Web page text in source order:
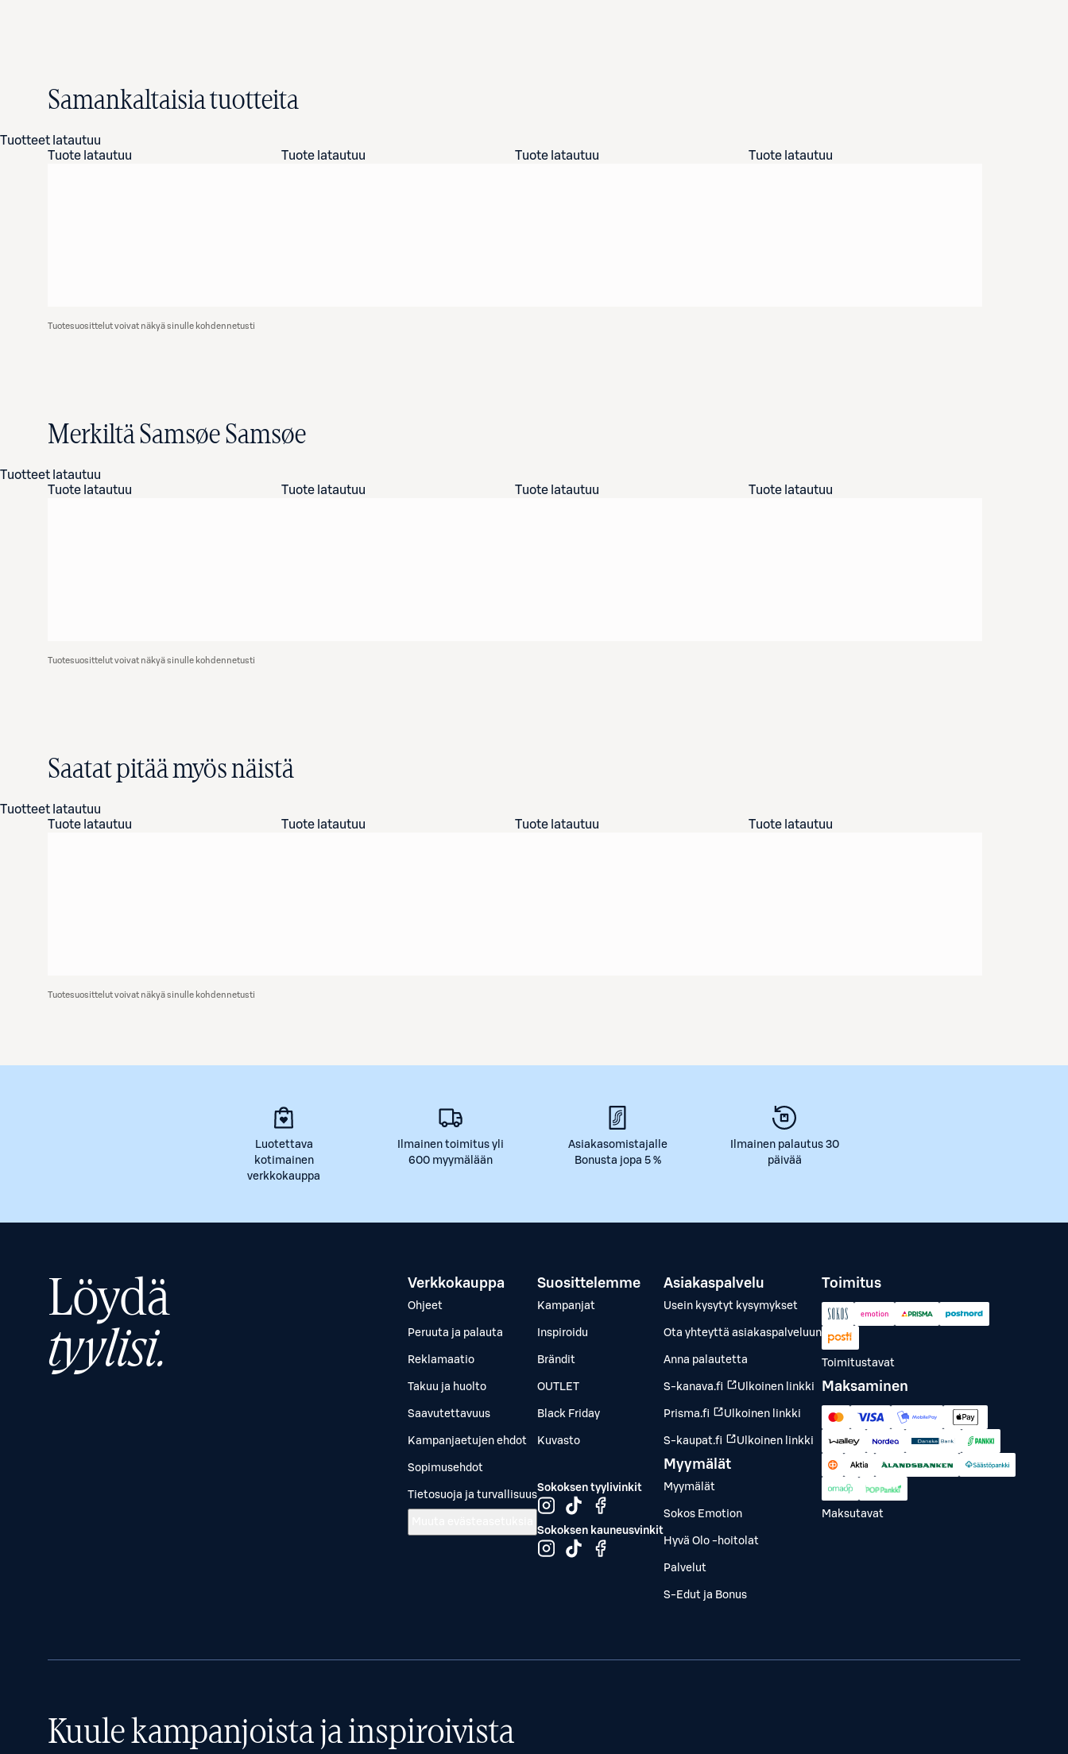
Samankaltaisia tuotteita
Tuotteet latautuu
Tuote latautuu
Tuote latautuu Tuote latautuu Tuote latautuu
Tuotesuosittelut voivat näkyä sinulle kohdennetusti
Merkiltä Samsøe Samsøe
Tuotteet latautuu
Tuote latautuu
Tuote latautuu Tuote latautuu Tuote latautuu
Tuotesuosittelut voivat näkyä sinulle kohdennetusti
Saatat pitää myös näistä
Tuotteet latautuu
Tuote latautuu
Tuote latautuu Tuote latautuu Tuote latautuu
Tuotesuosittelut voivat näkyä sinulle kohdennetusti
Luotettava
kotimainen
verkkokauppa
Ilmainen toimitus yli
600 myymälään
Asiakasomistajalle
Bonusta jopa 5 %
Ilmainen palautus 30
päivää
Löydä
tyylisi.
Verkkokauppa
Ohjeet
Peruuta ja palauta
Reklamaatio
Takuu ja huolto
Saavutettavuus
Kampanjaetujen ehdot
Sopimusehdot
Tietosuoja ja turvallisuus
Suosittelemme
Kampanjat
Inspiroidu
Brändit
OUTLET
Black Friday
Kuvasto
Sokoksen tyylivinkit
Sokoksen kauneusvinkit
Asiakaspalvelu
Usein kysytyt kysymykset
Ota yhteyttä asiakaspalveluun
Anna palautetta
S-kanava.fi Ulkoinen linkki
Prisma.fi Ulkoinen linkki
S-kaupat.fi Ulkoinen linkki
Myymälät
Myymälät
Sokos Emotion
Hyvä Olo -hoitolat
Palvelut
S-Edut ja Bonus
Toimitus
Toimitustavat
Maksaminen
Maksutavat
Kuule kampanjoista ja inspiroivista